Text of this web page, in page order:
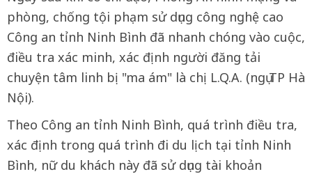
phòng, chống tội phạm sử dụng công nghệ cao
Công an tỉnh Ninh Bình đã nhanh chóng vào cuộc,
điều tra xác minh, xác định người đăng tải
chuyện tâm linh bị "ma ám" là chị L.Q.A. (ngụ TP Hà
Nội).
Theo Công an tỉnh Ninh Bình, quá trình điều tra,
xác định trong quá trình đi du lịch tại tỉnh Ninh
Bình, nữ du khách này đã sử dụng tài khoản